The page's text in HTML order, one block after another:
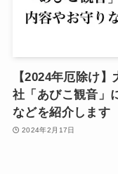
【2024年厄除け
社「あびこ観音」
などを紹介します
2024年2月17日